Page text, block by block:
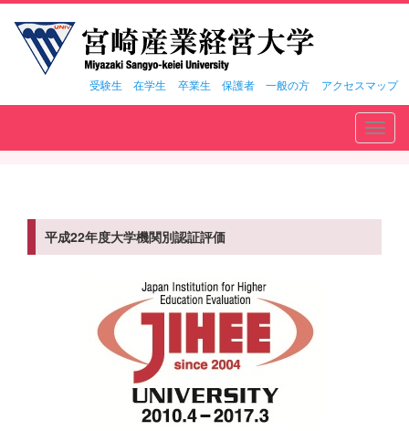
受験生 在学生 卒業生 保護者 一般の方 アクセスマップ
平成22年度大学機関別認証評価